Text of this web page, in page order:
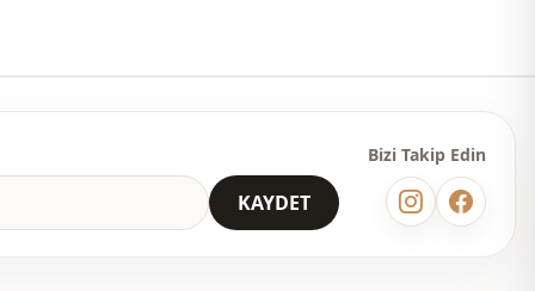
Düğmeli
Günlük
KAYDET
Bizi Takip Edin